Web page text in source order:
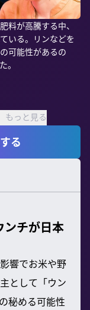
料が高騰する中、
いる。リンなどを
可能性があるの
。
もっと見る
る
ンチが日本
響でお米や野
として「ウン
秘める可能性